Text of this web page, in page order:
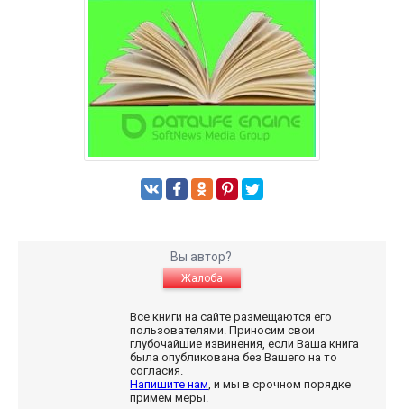
Вы автор?
Жалоба
Все книги на сайте размещаются его
пользователями. Приносим свои
глубочайшие извинения, если Ваша книга
была опубликована без Вашего на то
согласия.
Напишите нам, и мы в срочном порядке
примем меры.